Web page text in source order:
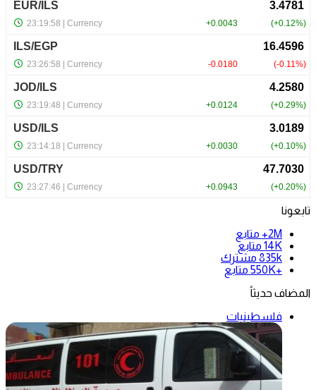
تابعونا
2M+
متابع
14K متابع
835k مشترك
+550K
متابع
المضاف حديثاً
فلسطينيات